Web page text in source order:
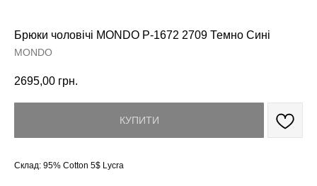
Брюки чоловічі MONDO P-1672 2709 Темно Сині
MONDO
2695,00 грн.
КУПИТИ
Склад: 95% Cotton 5$ Lycra